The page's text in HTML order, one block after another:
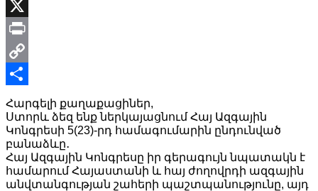
Viber
X
Print
Copy
Link
Share
Հարգելի քաղաքացիներ,
Ստորև ձեզ ենք ներկայացնում Հայ Ազգային
Կոնգրեսի 5(23)-րդ համագումարին ընդունված
բանաձևը․
Հայ Ազգային Կոնգրեսը իր գերագույն նպատակն է
համարում Հայաստանի և հայ ժողովրդի ազգային
անվտանգության շահերի պաշտպանությունը, այդ